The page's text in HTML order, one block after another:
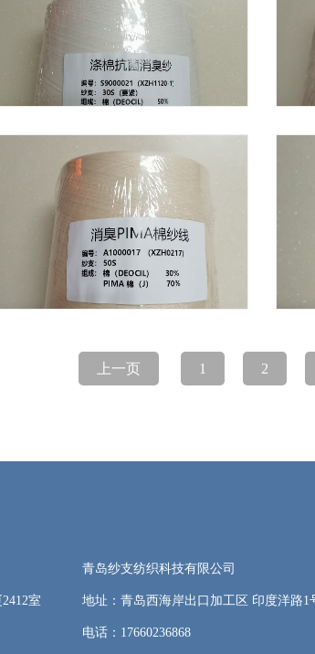
涤棉抗菌消臭纱
消臭PIMA棉纱线
上一页 1 2
室
青岛纱支纺织科技有限公司
地址：青岛西海岸出口加工区 印度洋路1
电话：17660236868